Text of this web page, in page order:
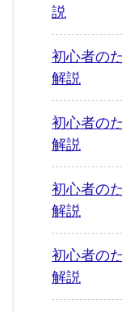
説
初心者の
解説
初心者の
解説
初心者の
解説
初心者の
解説